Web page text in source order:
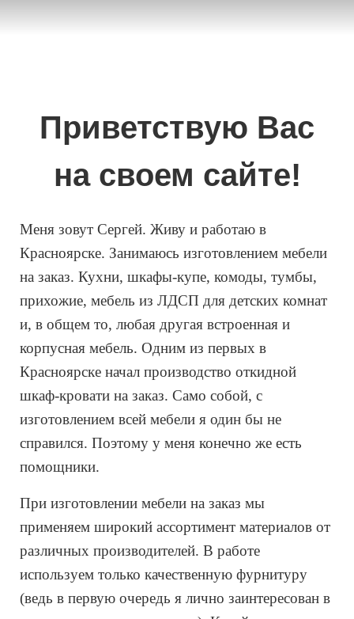
Приветствую Вас
на своем сайте!
Меня зовут Сергей. Живу и работаю в
Красноярске. Занимаюсь изготовлением мебели
на заказ. Кухни, шкафы-купе, комоды, тумбы,
прихожие, мебель из ЛДСП для детских комнат
и, в общем то, любая другая встроенная и
корпусная мебель. Одним из первых в
Красноярске начал производство откидной
шкаф-кровати на заказ. Само собой, с
изготовлением всей мебели я один бы не
справился. Поэтому у меня конечно же есть
помощники.
При изготовлении мебели на заказ мы
применяем широкий ассортимент материалов от
различных производителей. В работе
используем только качественную фурнитуру
(ведь в первую очередь я лично заинтересован в